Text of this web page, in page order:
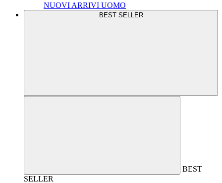
NUOVI ARRIVI UOMO
BEST SELLER
BEST
SELLER